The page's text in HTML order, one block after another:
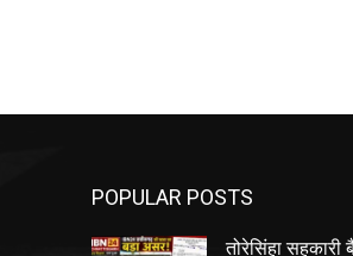
POPULAR POSTS
तोरेसिंहा